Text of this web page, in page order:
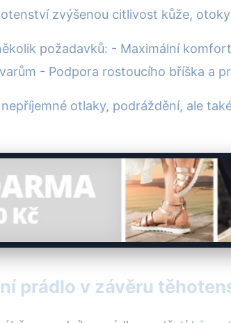
zvýšenou citlivost kůže,
požadavků: - Maximální
- Podpora rostoucího bříška a
otlaky, podráždění, ale
prádlo v závěru